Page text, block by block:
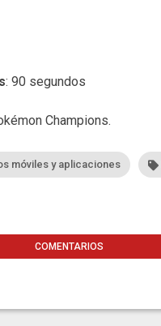
: 90 segundos
Champions.
móviles y aplicaciones
COMENTARIOS